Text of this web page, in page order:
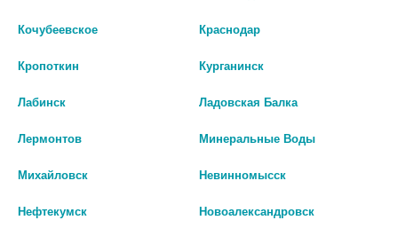
АГЛФ №15 г. Лабинск ул. Карла Маркса 176/1 остаток:
Кочубеевское Краснодар
Кропоткин Курганинск
Лабинск Ладовская Балка
Лермонтов Минеральные Воды
Михайловск Невинномысск
Нефтекумск Новоалександровск